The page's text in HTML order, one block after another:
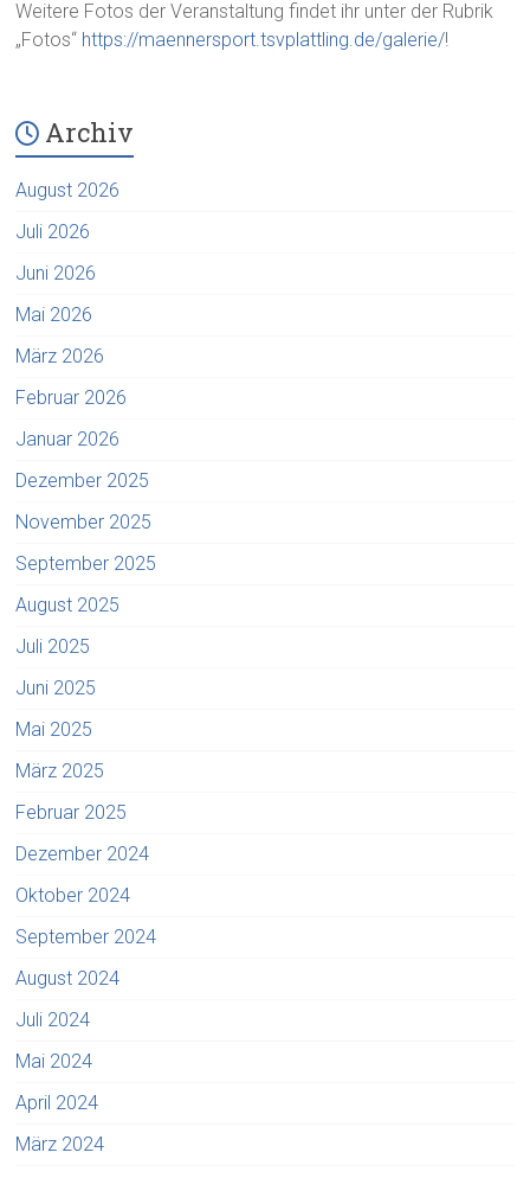
Weitere Fotos der Veranstaltung findet ihr unter der Rubrik
„Fotos“ https://maennersport.tsvplattling.de/galerie/!
Archiv
August 2026
Juli 2026
Juni 2026
Mai 2026
März 2026
Februar 2026
Januar 2026
Dezember 2025
November 2025
September 2025
August 2025
Juli 2025
Juni 2025
Mai 2025
März 2025
Februar 2025
Dezember 2024
Oktober 2024
September 2024
August 2024
Juli 2024
Mai 2024
April 2024
März 2024